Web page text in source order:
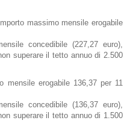
massimo mensile erogabile
concedibile (227,27 euro),
superare il tetto annuo di 2.500
mensile erogabile 136,37 per 11
concedibile (136,37 euro),
superare il tetto annuo di 1.500